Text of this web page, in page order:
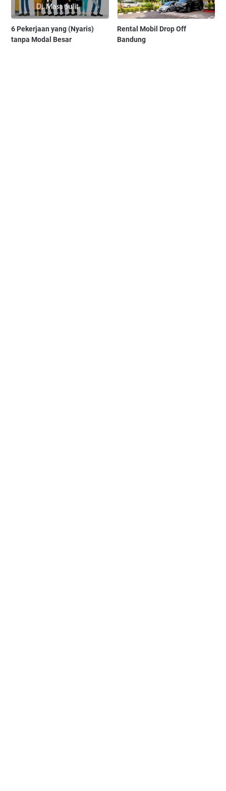
6 Pekerjaan yang (Nyaris)
tanpa Modal Besar
Rental Mobil Drop Off
Bandung